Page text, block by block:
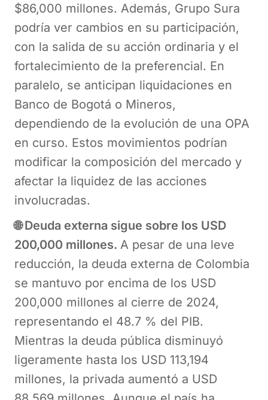
$86,000 millones. Además, Grupo Sura
podría ver cambios en su participación,
con la salida de su acción ordinaria y el
fortalecimiento de la preferencial. En
paralelo, se anticipan liquidaciones en
Banco de Bogotá o Mineros,
dependiendo de la evolución de una OPA
en curso. Estos movimientos podrían
modificar la composición del mercado y
afectar la liquidez de las acciones
involucradas.
🌐 Deuda externa sigue sobre los USD
200,000 millones. A pesar de una leve
reducción, la deuda externa de Colombia
se mantuvo por encima de los USD
200,000 millones al cierre de 2024,
representando el 48.7 % del PIB.
Mientras la deuda pública disminuyó
ligeramente hasta los USD 113,194
millones, la privada aumentó a USD